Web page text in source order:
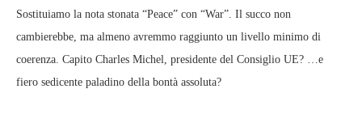
Sostituiamo la nota stonata “Peace” con “War”. Il succo non
cambierebbe, ma almeno avremmo raggiunto un livello minimo di
coerenza. Capito Charles Michel, presidente del Consiglio UE? …e
fiero sedicente paladino della bontà assoluta?